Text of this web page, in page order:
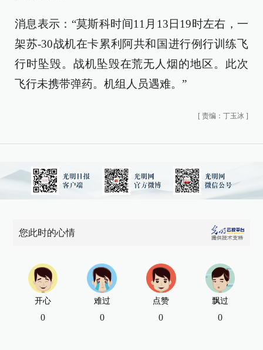
消息表示：“莫斯科时间11月13日19时左右，一
架苏-30战机在卡累利阿共和国进行例行训练飞
行时坠毁。战机坠毁在荒无人烟的地区。此次
飞行未携带弹药。机组人员遇难。”
[ 责编：丁玉冰 ]
您此时的心情
开心
0
难过
0
点赞
0
飘过
0